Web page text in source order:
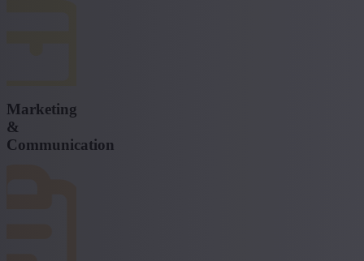
Marketing
&
Communication